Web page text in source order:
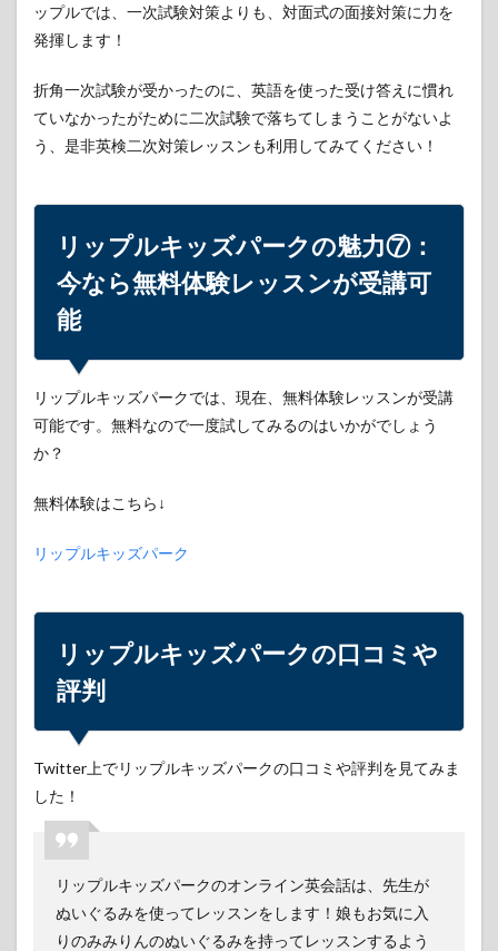
ップルでは、一次試験対策よりも、対面式の面接対策に力を
発揮します！
折角一次試験が受かったのに、英語を使った受け答えに慣れ
ていなかったがために二次試験で落ちてしまうことがないよ
う、是非英検二次対策レッスンも利用してみてください！
リップルキッズパークの魅力⑦：
今なら無料体験レッスンが受講可
能
リップルキッズパークでは、現在、無料体験レッスンが受講
可能です。無料なので一度試してみるのはいかがでしょう
か？
無料体験はこちら↓
リップルキッズパーク
リップルキッズパークの口コミや
評判
Twitter上でリップルキッズパークの口コミや評判を見てみま
した！
リップルキッズパークのオンライン英会話は、先生が
ぬいぐるみを使ってレッスンをします！娘もお気に入
りのみみりんのぬいぐるみを持ってレッスンするよう